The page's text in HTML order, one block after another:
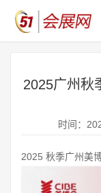
2025广州秋
时间：
2025 秋季广州美